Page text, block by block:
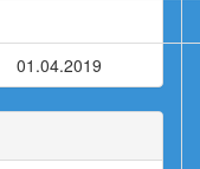
01.04.2019